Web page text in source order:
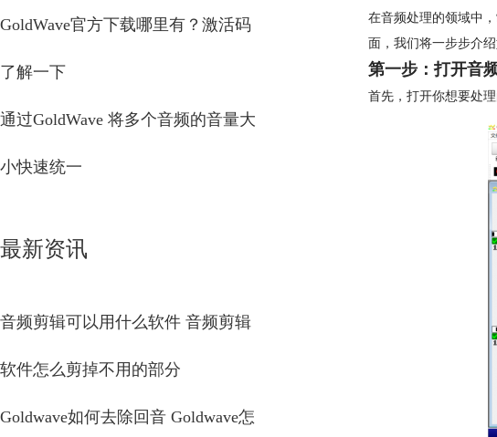
GoldWave官方下载哪里有？激活码
了解一下
通过GoldWave 将多个音频的音量大
小快速统一
最新资讯
音频剪辑可以用什么软件 音频剪辑
软件怎么剪掉不用的部分
Goldwave如何去除回音 Goldwave怎
在音频处理的领域中
面，我们将一步步介
第一步：打开音
首先，打开你想要处